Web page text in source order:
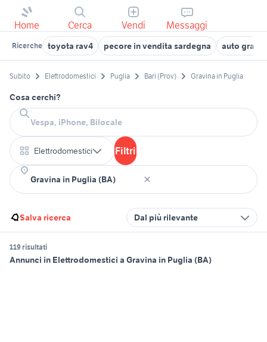
Home Cerca Vendi Messaggi
Ricerche toyota rav4 pecore in vendita sardegna auto
Subito Elettrodomestici Puglia Bari (Prov) Gravina in Puglia
Cosa cerchi?
Elettrodomestici Filtri
Salva ricerca Dal più rilevante
119 risultati
Annunci in Elettrodomestici a Gravina in Puglia (BA)